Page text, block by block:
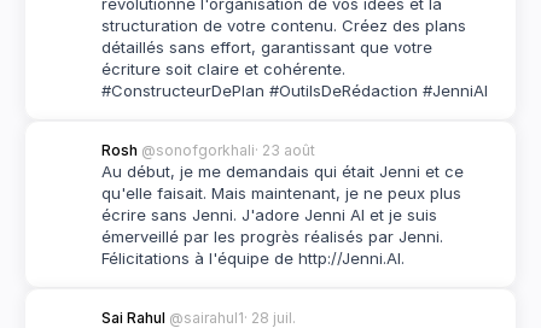
structuration de votre contenu. Créez des plans
détaillés sans effort, garantissant que votre
écriture soit claire et cohérente.
#ConstructeurDePlan #OutilsDeRédaction #JenniAI
Rosh @sonofgorkhali· 23 août
Au début, je me demandais qui était Jenni et ce
qu'elle faisait. Mais maintenant, je ne peux plus
écrire sans Jenni. J'adore Jenni AI et je suis
émerveillé par les progrès réalisés par Jenni.
Félicitations à l'équipe de http://Jenni.AI.
Sai Rahul @sairahul1· 28 juil.